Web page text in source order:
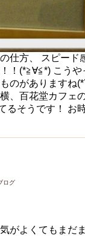
仕方、 スピード
！(*≧∀≦*) こうや
のがありますね
、百花堂カフェ
るそうです！ お
ログ
がよくてもまだ